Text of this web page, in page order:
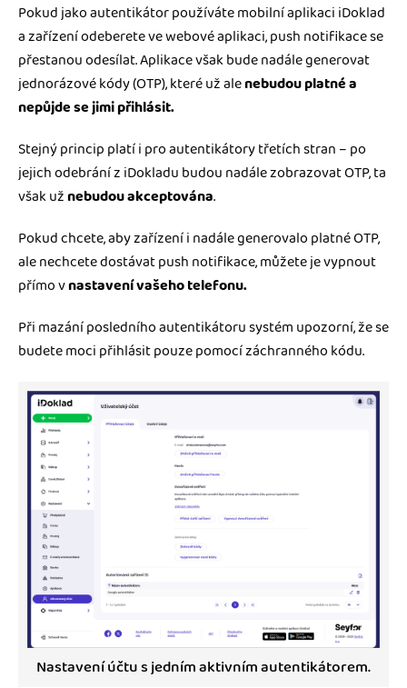
Pokud jako autentikátor používáte mobilní aplikaci iDoklad
a zařízení odeberete ve webové aplikaci, push notifikace se
přestanou odesílat. Aplikace však bude nadále generovat
jednorázové kódy (OTP), které už alenebudou platné a
nepůjde se jimi přihlásit.
Stejný princip platí i pro autentikátory třetích stran – po
jejich odebrání z iDokladu budou nadále zobrazovat OTP, ta
však užnebudou akceptována.
Pokud chcete, aby zařízení i nadále generovalo platné OTP,
ale nechcete dostávat push notifikace, můžete je vypnout
přímo vnastavení vašeho telefonu.
Při mazání posledního autentikátoru systém upozorní, že se
budete moci přihlásit pouze pomocí záchranného kódu.
Nastavení účtu s jedním aktivním autentikátorem.